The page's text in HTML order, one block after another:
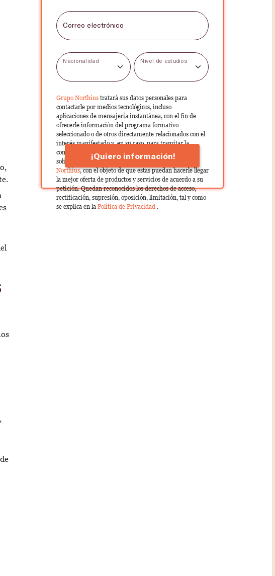
Correo electrónico
Nacionalidad Nivel de estudios
Grupo Northius tratará sus datos personales para
contactarle por medios tecnológicos, incluso
aplicaciones de mensajería instantánea, con el fin de
ofrecerle información del programa formativo
seleccionado o de otros directamente relacionados con el
interés manifestado y, en su caso, para tramitar la
contratación correspondiente. Compartiremos su
solicitud con las empresas que conforman elGrupo
Northius, con el objeto de que estas puedan hacerle llegar
la mejor oferta de productos y servicios de acuerdo a su
petición. Quedan reconocidos los derechos de acceso,
rectificación, supresión, oposición, limitación, tal y como
se explica en la Política de Privacidad .
¡Quiero información!